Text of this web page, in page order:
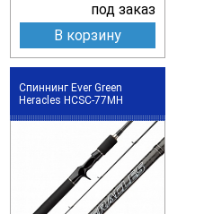
под заказ
В корзину
Спиннинг Ever Green
Heracles HCSC-77MH